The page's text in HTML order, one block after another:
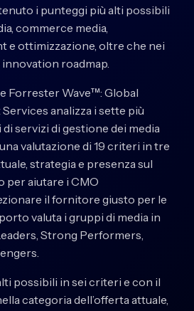
i punteggi più alti possibili
commerce media,
e ottimizzazione, oltre che nei
roadmap.
Forrester Wave™: Global
analizza i sette più
servizi di gestione dei media
valutazione di 19 criteri in tre
strategia e presenza sul
per aiutare i CMO
il fornitore giusto per le
valuta i gruppi di media in
Strong Performers,
possibili in sei criteri e con il
categoria dell’offerta attuale,